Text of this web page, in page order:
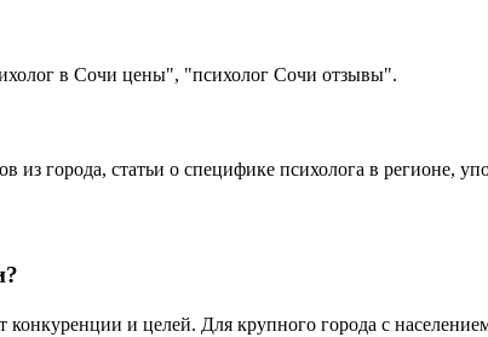
в Сочи цены", "психолог Сочи отзывы".
из города, статьи о специфике психолога в регионе,
и целей. Для крупного города с